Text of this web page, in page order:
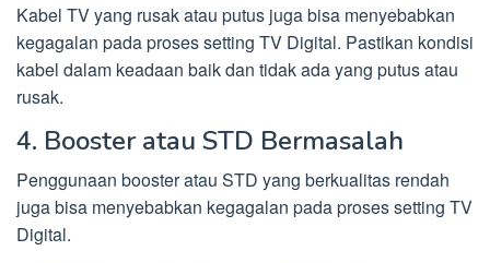
Kabel TV yang rusak atau putus juga bisa menyebabkan
kegagalan pada proses setting TV Digital. Pastikan kondisi
kabel dalam keadaan baik dan tidak ada yang putus atau
rusak.
4. Booster atau STD Bermasalah
Penggunaan booster atau STD yang berkualitas rendah
juga bisa menyebabkan kegagalan pada proses setting TV
Digital.